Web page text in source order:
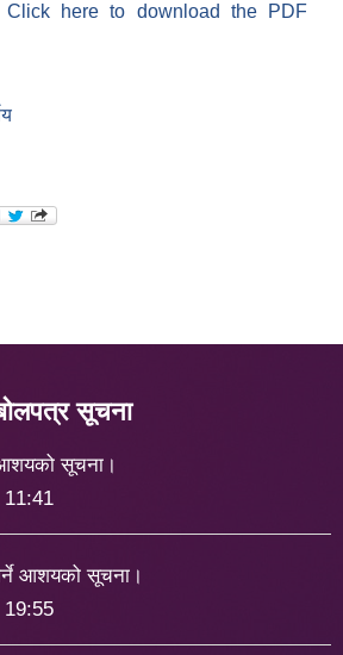
Click here to download the PDF
सूचना
सूचना।
आशयको सूचना।